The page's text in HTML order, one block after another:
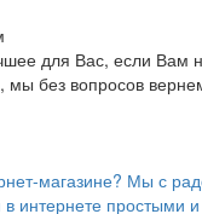
для Вас, если Вам
мы без вопросов
магазине? Мы с
в интернете простыми